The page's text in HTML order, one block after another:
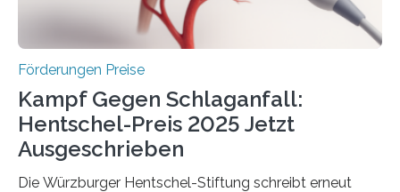
Überplanmäßige Verpflichtungsermächtigungen in
Förderungen Preise
Kampf Gegen Schlaganfall:
Hentschel-Preis 2025 Jetzt
Ausgeschrieben
Die Würzburger Hentschel-Stiftung schreibt erneut